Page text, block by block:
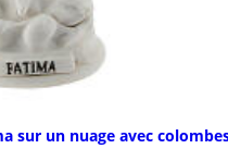
sur un nuage avec